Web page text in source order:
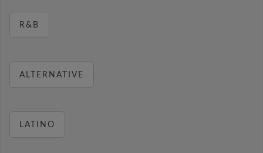
R&B
ALTERNATIVE
LATINO